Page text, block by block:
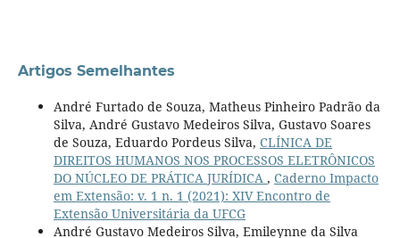
Artigos Semelhantes
André Furtado de Souza, Matheus Pinheiro Padrão da
Silva, André Gustavo Medeiros Silva, Gustavo Soares
de Souza, Eduardo Pordeus Silva, CLÍNICA DE
DIREITOS HUMANOS NOS PROCESSOS ELETRÔNICOS
DO NÚCLEO DE PRÁTICA JURÍDICA , Caderno Impacto
em Extensão: v. 1 n. 1 (2021): XIV Encontro de
Extensão Universitária da UFCG
André Gustavo Medeiros Silva, Emileynne da Silva